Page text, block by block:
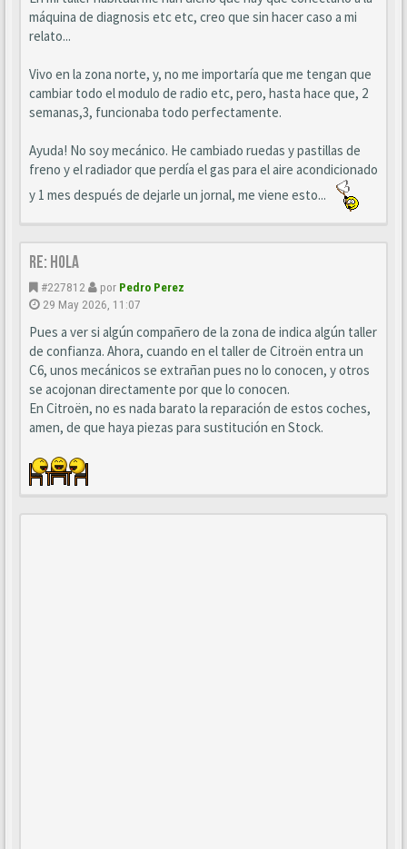
máquina de diagnosis etc etc, creo que sin hacer caso a mi
relato...
Vivo en la zona norte, y, no me importaría que me tengan que
cambiar todo el modulo de radio etc, pero, hasta hace que, 2
semanas,3, funcionaba todo perfectamente.
Ayuda! No soy mecánico. He cambiado ruedas y pastillas de
freno y el radiador que perdía el gas para el aire acondicionado
y 1 mes después de dejarle un jornal, me viene esto...
Re: Hola
#227812 por Pedro Perez
29 May 2026, 11:07
Pues a ver si algún compañero de la zona de indica algún taller
de confianza. Ahora, cuando en el taller de Citroën entra un
C6, unos mecánicos se extrañan pues no lo conocen, y otros
se acojonan directamente por que lo conocen.
En Citroën, no es nada barato la reparación de estos coches,
amen, de que haya piezas para sustitución en Stock.